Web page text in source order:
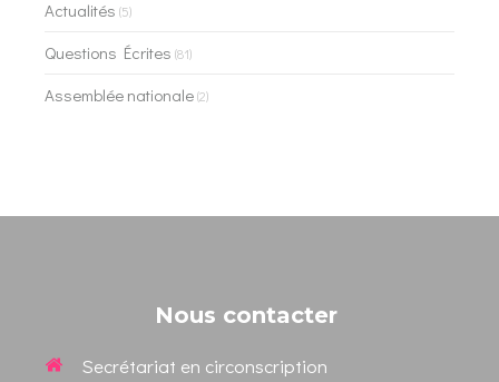
Actualités (5)
Questions Écrites (81)
Assemblée nationale(2)
Nous contacter
Secrétariat en circonscription